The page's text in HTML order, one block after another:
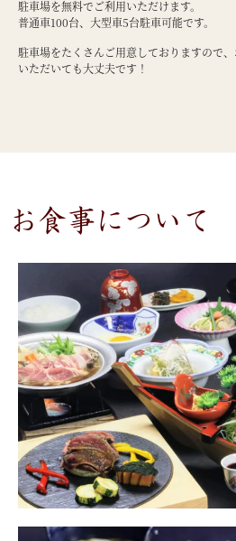
駐車場を無料でご利用いただけます。
普通車100台、大型車5台駐車可能です。
駐車場をたくさんご用意しておりますので
いただいても大丈夫です！
お食事について